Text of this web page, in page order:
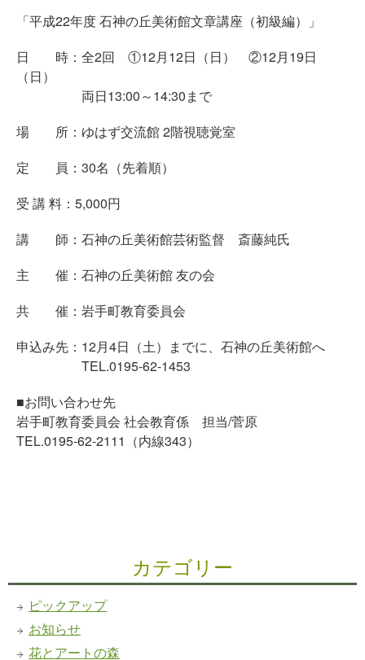
「平成22年度 石神の丘美術館文章講座（初級編）」
日 時：全2回 ①12月12日（日） ②12月19日
（日）
両日13:00～14:30まで
場 所：ゆはず交流館 2階視聴覚室
定 員：30名（先着順）
受 講 料：5,000円
講 師：石神の丘美術館芸術監督 斎藤純氏
主 催：石神の丘美術館 友の会
共 催：岩手町教育委員会
申込み先：12月4日（土）までに、石神の丘美術館へ
TEL.0195-62-1453
■お問い合わせ先
岩手町教育委員会 社会教育係 担当/菅原
TEL.0195-62-2111（内線343）
カテゴリー
ピックアップ
お知らせ
花とアートの森